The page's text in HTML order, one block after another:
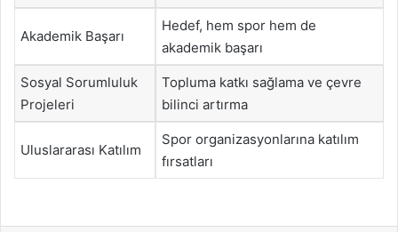
Akademik Başarı
Hedef, hem spor hem de
akademik başarı
Sosyal Sorumluluk
Projeleri
Topluma katkı sağlama ve çevre
bilinci artırma
Uluslararası Katılım
Spor organizasyonlarına katılım
fırsatları